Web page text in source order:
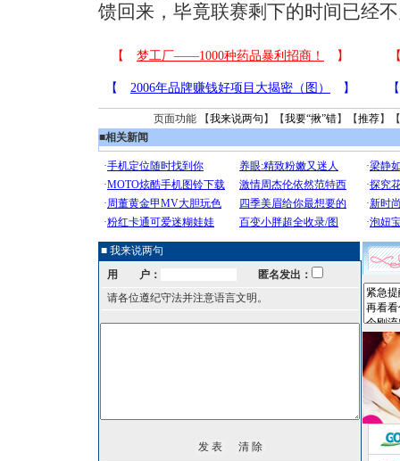
馈回来，毕竟联赛剩下的时间已经不
页面功能 【我来说两句 】【我要“揪”错】【推荐】
■相关新闻
■ 我来说两句
用 户：
匿名发出：
请各位遵纪守法并注意语言文明。